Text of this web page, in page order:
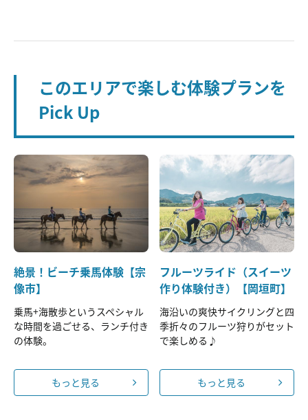
このエリアで楽しむ体験プランを
Pick Up
絶景！ビーチ乗馬体験【宗
像市】
乗馬+海散歩というスペシャル
な時間を過ごせる、ランチ付き
の体験。
もっと見る
フルーツライド（スイーツ
作り体験付き）【岡垣町】
海沿いの爽快サイクリングと四
季折々のフルーツ狩りがセット
で楽しめる♪
もっと見る